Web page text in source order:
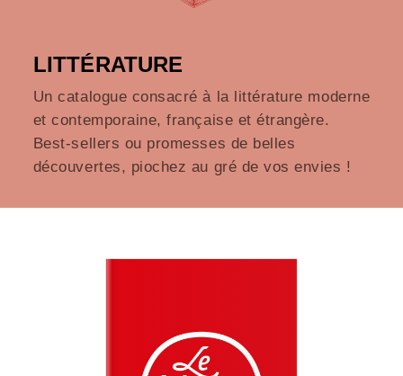
LITTÉRATURE
Un catalogue consacré à la littérature moderne
et contemporaine, française et étrangère.
Best-sellers ou promesses de belles
découvertes, piochez au gré de vos envies !